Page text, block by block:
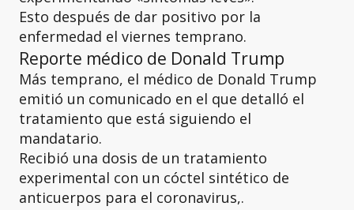
Esto después de dar positivo por la
enfermedad el viernes temprano.
Reporte médico de Donald Trump
Más temprano, el médico de Donald Trump
emitió un comunicado en el que detalló el
tratamiento que está siguiendo el
mandatario.
Recibió una dosis de un tratamiento
experimental con un cóctel sintético de
anticuerpos para el coronavirus,.